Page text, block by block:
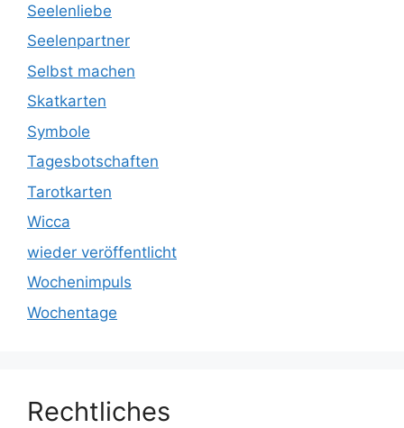
Seelenliebe
Seelenpartner
Selbst machen
Skatkarten
Symbole
Tagesbotschaften
Tarotkarten
Wicca
wieder veröffentlicht
Wochenimpuls
Wochentage
Rechtliches